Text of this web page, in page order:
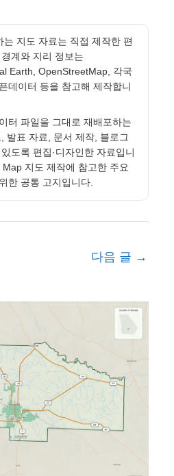
지도 자료는 직접 제작한 편
계와 지리 정보는
Earth, OpenStreetMap, 각국
데이터 등을 참고해 제작합니
터 파일을 그대로 재배포하는
발표 자료, 문서 제작, 블로그
도록 편집·디자인한 자료입니
지도 제작에 참고한 주요
한 공통 고지입니다.
다음 글 →